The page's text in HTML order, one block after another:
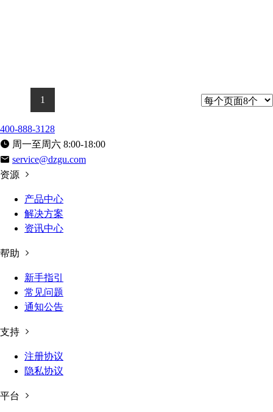
1
400-888-3128
周一至周六 8:00-18:00
service@dzgu.com
资源
产品中心
解决方案
资讯中心
帮助
新手指引
常见问题
通知公告
支持
注册协议
隐私协议
平台